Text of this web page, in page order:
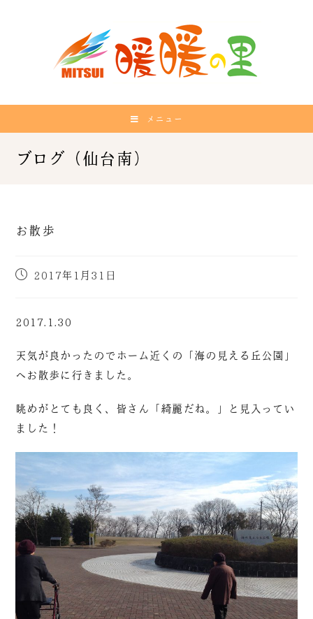
メニュー
お散歩
2017年1月31日
2017.1.30
天気が良かったのでホーム近くの「海の見える丘公園」
へお散歩に行きました。
眺めがとても良く、皆さん「綺麗だね。」と見入ってい
ました！